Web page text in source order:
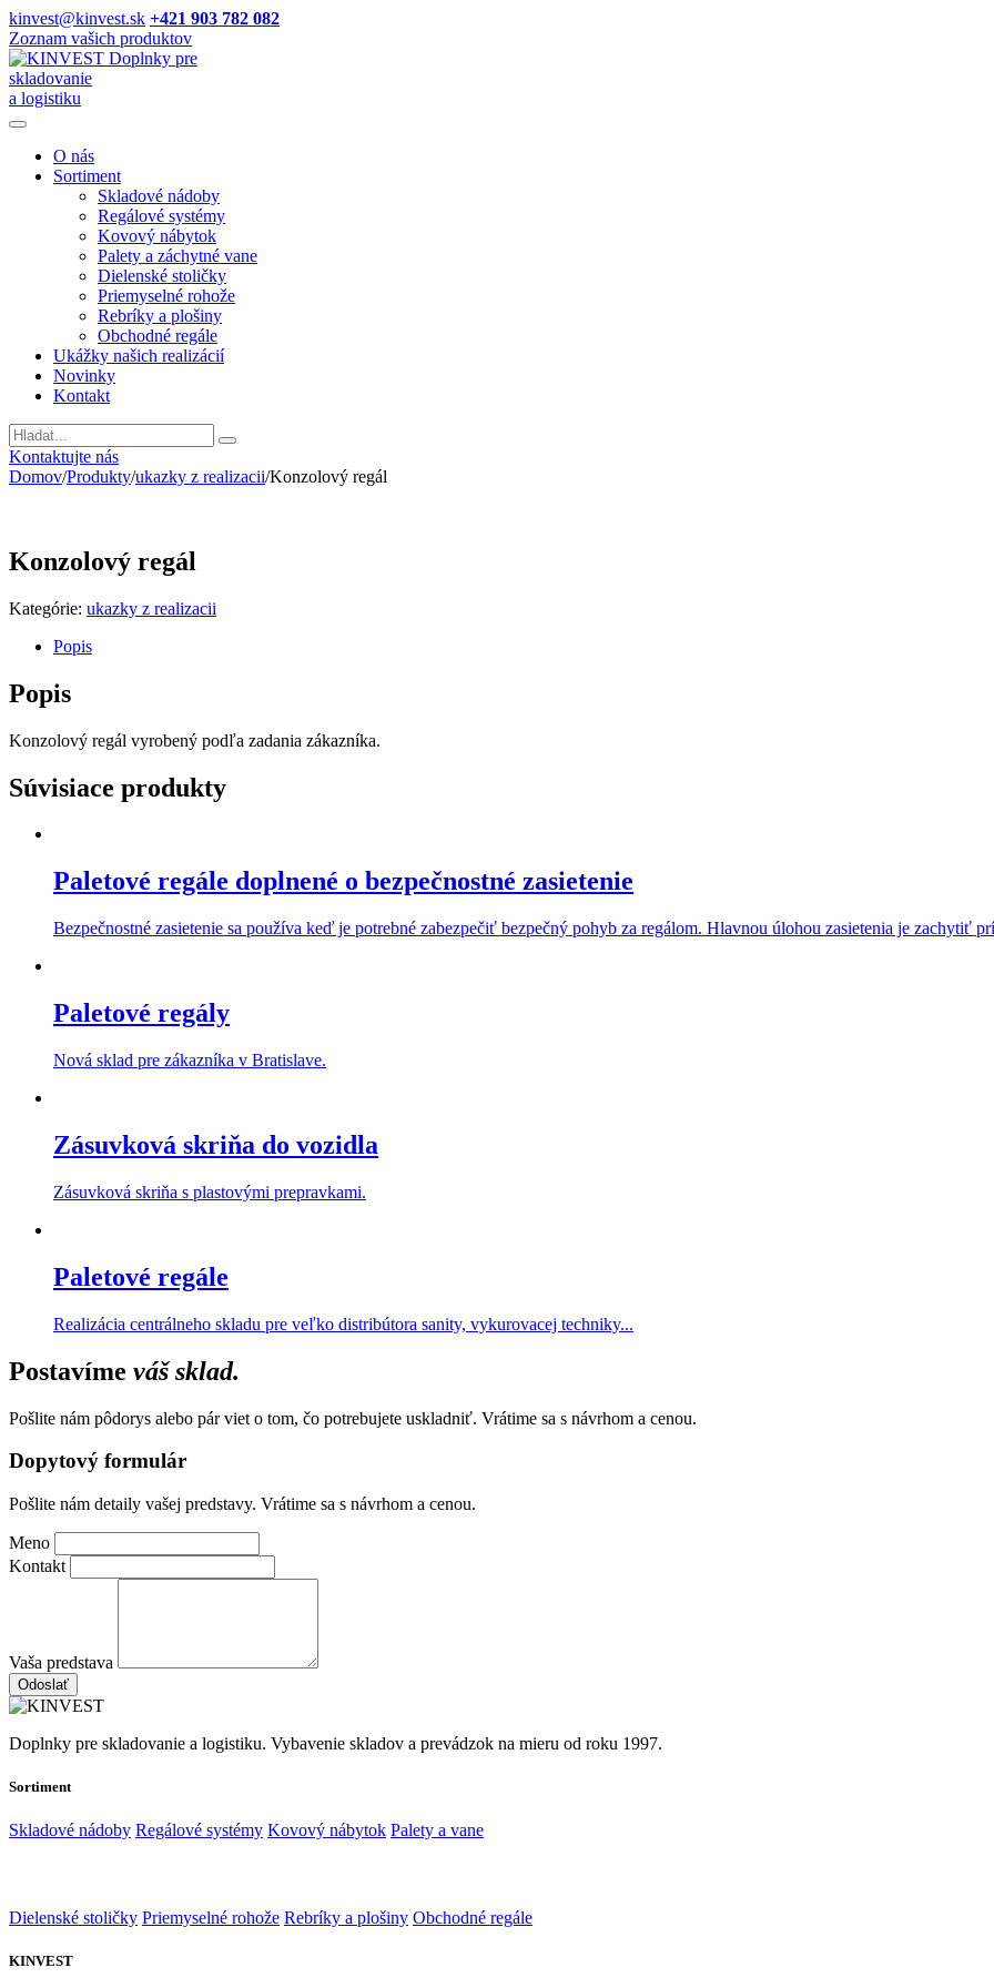
kinvest@kinvest.sk +421 903 782 082
Zoznam vašich produktov
Doplnky pre
skladovanie
a logistiku
O nás
Sortiment
Skladové nádoby
Regálové systémy
Kovový nábytok
Palety a záchytné vane
Dielenské stoličky
Priemyselné rohože
Rebríky a plošiny
Obchodné regále
Ukážky našich realizácií
Novinky
Kontakt
Vyhladavanie
Kontaktujte nás
Domov/Produkty/ukazky z realizacii/Konzolový regál
Konzolový regál
Kategórie: ukazky z realizacii
Popis
Popis
Konzolový regál vyrobený podľa zadania zákazníka.
Súvisiace produkty
Paletové regále doplnené o bezpečnostné zasietenie
Bezpečnostné zasietenie sa používa keď je potrebné zabezpečiť bezpečný pohyb za regálom. Hlavnou úlohou zasietenia je zachytiť
Paletové regály
Nová sklad pre zákazníka v Bratislave.
Zásuvková skriňa do vozidla
Zásuvková skriňa s plastovými prepravkami.
Paletové regále
Realizácia centrálneho skladu pre veľko distribútora sanity, vykurovacej techniky...
Postavíme váš sklad.
Pošlite nám pôdorys alebo pár viet o tom, čo potrebujete uskladniť. Vrátime sa s návrhom a cenou.
Dopytový formulár
Pošlite nám detaily vašej predstavy. Vrátime sa s návrhom a cenou.
Meno
Kontakt
Vaša predstava
Odoslať
Doplnky pre skladovanie a logistiku. Vybavenie skladov a prevádzok na mieru od roku 1997.
Sortiment
Skladové nádoby Regálové systémy Kovový nábytok Palety a vane
Dielenské stoličky Priemyselné rohože Rebríky a plošiny Obchodné regále
KINVEST